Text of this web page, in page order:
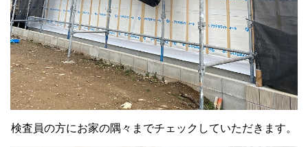
検査員の方にお家の隅々までチェックしていただきます。